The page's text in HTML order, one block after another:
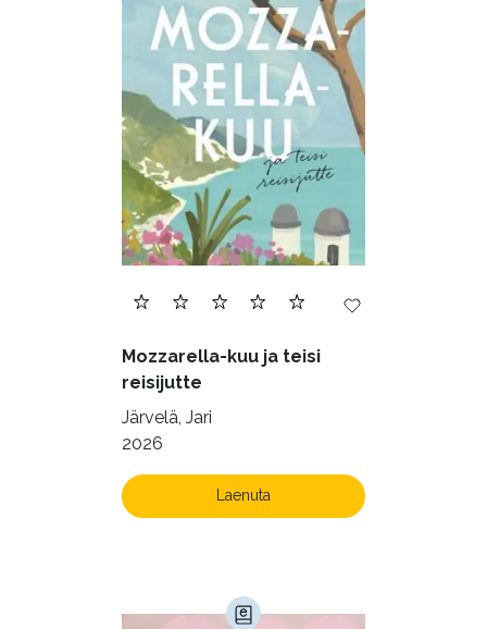
Mozzarella-kuu ja teisi
reisijutte
Järvelä, Jari
2026
Laenuta